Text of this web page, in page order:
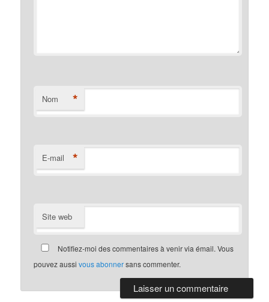
Nom *
E-mail *
Site web
Notifiez-moi des commentaires à venir via émail. Vous
pouvez aussivous abonnersans commenter.